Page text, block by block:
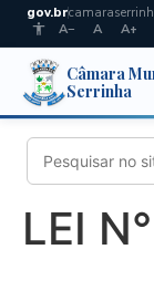
gov.br
A−
A A+
Câmara
Serrinha
LEI